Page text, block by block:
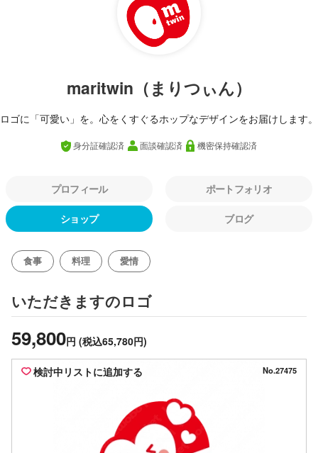
maritwin（まりつぃん）
ロゴに「可愛い」を。心をくすぐるホップなデザインをお届けします。
身分証確認済 面談確認済 機密保持確認済
プロフィール ポートフォリオ
ショップ ブログ
食事 料理 愛情
いただきますのロゴ
59,800円 (税込65,780円)
検討中リストに追加する No.27475